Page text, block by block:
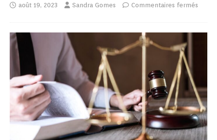
août 19, 2023 Sandra Gomes Commentaires fermés